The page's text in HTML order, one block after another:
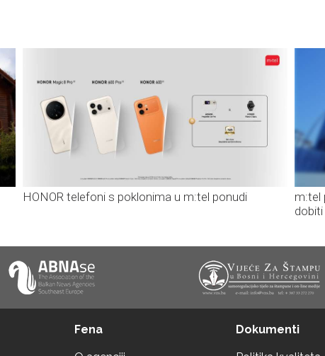
HONOR telefoni s poklonima u m:tel ponudi
m:tel
Fena Dokumenti